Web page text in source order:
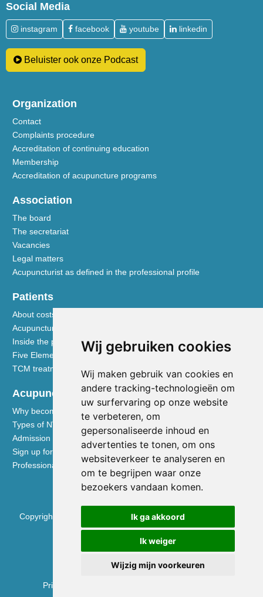
Wij gebruiken cookies
Wij maken gebruik van cookies en
andere tracking-technologieën om
uw surfervaring op onze website
te verbeteren, om
gepersonaliseerde inhoud en
advertenties te tonen, om ons
websiteverkeer te analyseren en
om te begrijpen waar onze
bezoekers vandaan komen.
Ik ga akkoord
Ik weiger
Wijzig mijn voorkeuren
Social Media
instagram facebook youtube linkedin
Beluister ook onze Podcast
Organization
Contact
Complaints procedure
Accreditation of continuing education
Membership
Accreditation of acupuncture programs
Association
The board
The secretariat
Vacancies
Legal matters
Acupuncturist as defined in the professional profile
Patients
About costs and reimbursements
Acupuncture explained
Inside the practice
Five Element nutrition
TCM treatment disciplines
Acupuncturists
Why become a member of the NVA
Types of NVA membership
Admission requirements
Sign up for membership
Professional liability insurance
Copyright © 2026 Nederlandse Vereniging voor Acupunctuur
KVK 40531133
BTW NL0090.68.533.B01
Privacy Policy